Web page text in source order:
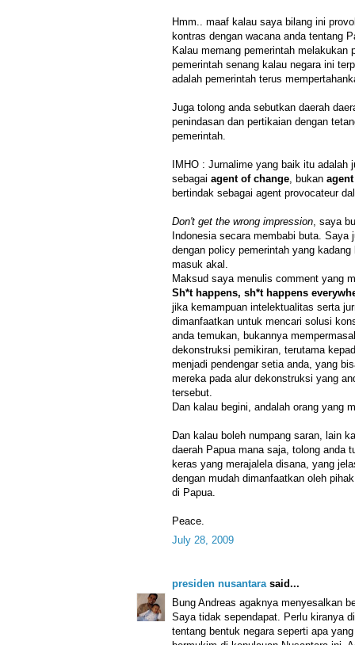
Hmm.. maaf kalau saya bilang ini
kontras dengan wacana anda tentang
Kalau memang pemerintah melakukan
pemerintah senang kalau negara ini
adalah pemerintah terus
Juga tolong anda sebutkan daerah
penindasan dan pertikaian dengan
pemerintah.
IMHO : Jurnalime yang baik itu adalah
sebagai agent of change , bukan
bertindak sebagai agent provocateur
Don't get the wrong impression , saya
Indonesia secara membabi buta. Saya
dengan policy pemerintah yang
masuk akal.
Maksud saya menulis comment yang
Sh*t happens, sh*t happens
jika kemampuan intelektualitas serta
dimanfaatkan untuk mencari solusi
anda temukan, bukannya
dekonstruksi pemikiran, terutama
menjadi pendengar setia anda, yang
mereka pada alur dekonstruksi yang
tersebut.
Dan kalau begini, andalah orang yang
Dan kalau boleh numpang saran, lain
daerah Papua mana saja, tolong anda
keras yang merajalela disana, yang
dengan mudah dimanfaatkan oleh
di Papua.
Peace.
July 28, 2009
presiden nusantara said...
Bung Andreas agaknya menyesalkan
Saya tidak sependapat. Perlu kiranya
tentang bentuk negara seperti apa